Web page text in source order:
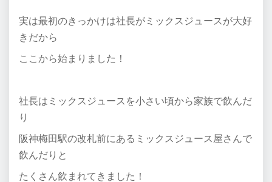
実は最初のきっかけは社長がミックスジュースが大好
きだから
ここから始まりました！
社長はミックスジュースを小さい頃から家族で飲んだ
り
阪神梅田駅の改札前にあるミックスジュース屋さんで
飲んだりと
たくさん飲まれてきました！